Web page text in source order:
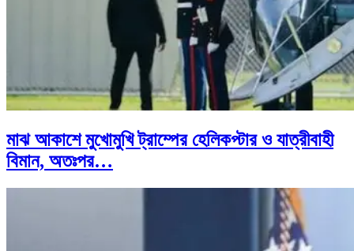
মাঝ আকাশে মুখোমুখি ট্রাম্পের হেলিকপ্টার ও যাত্রীবাহী
বিমান, অতঃপর…